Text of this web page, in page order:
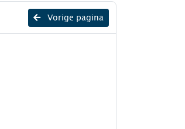
Vorige pagina